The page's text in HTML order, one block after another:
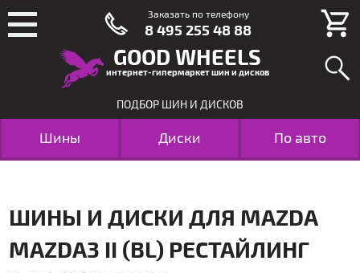
GOOD WHEELS
интернет-гипермаркет шин и дисков
ПОДБОР ШИН И ДИСКОВ
Шины Диски По авто
ШИНЫ И ДИСКИ ДЛЯ MAZDA
MAZDA3 II (BL) РЕСТАЙЛИНГ
Заказать по телефону
8 495 255 48 88